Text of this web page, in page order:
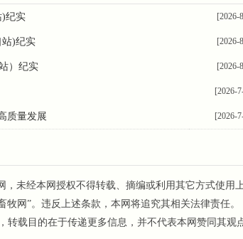
纪实 [2026-
)纪实 [2026-
）纪实 [2026-
[2026-
质量发展 [2026-
未经本网授权不得转载、摘编或利用其它方式使用
网”。违反上述条款，本网将追究其相关法律责任。
载目的在于传递更多信息，并不代表本网赞同其观